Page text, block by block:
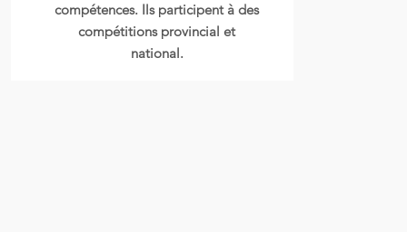
compétences. Ils participent à des
compétitions provincial et
national.